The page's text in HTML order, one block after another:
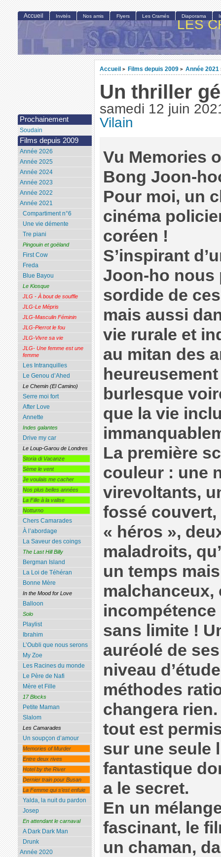
LES
Accueil > Films depuis 2009 > Année 2021
Un thriller
samedi 12 juin
Vilain
Vu Memories
Bong Joon-
Pour moi, un
cinéma
coréen !
S’inspirant
Joon-ho nous
sordide de
mais aussi
vie rurale et
au mitan des
burlesque
que la vie
La première
couleur : une
virevoltants,
fossé couvert,
« héros »,
maladroits,
un temps
malchanceux,
incompétence
sans limite !
auréolé de
niveau
méthodes
changera
tout est
sur une seule
fantastique
a le secret.
En un
fascinant, le
un chaman,
Accueil Invités Nos amis Flyers Les Cramés Diaporama
Prochainement
Soudain
Films depuis 2009
Année 2026
Année 2025
Année 2024
Année 2023
Année 2022
Année 2021
Compartiment n°6
Une vie démente
Tre piani
Pingouin et goëland
First Cow
Freda
Blue Bayou
Le Kiosque
JLG - À bout de souffle
JLG-Le Mépris
JLG-Masculin Féminin
JLG-Pierrot le fou
JLG-Vivre sa vie
JLG- Une femme est une
femme
Les Intranquilles
Le Genou d’Ahed
Le Chemin (El Camino)
Serre moi fort
After Love
Annette
Indes galantes
Drive my car
Le Loup-Garou de Londres
Storia di Vacanze
Sème le vent
Je voulais me cacher
Nos plus belles années
La Fille à la valise
Notturno
Chers Camarades
À l’abordage
La Saveur des coings
The Last Hill Billy
Bergman Island
La Loi de Téhéran
Bonne Mère
In the Mood for Love
Balloon
Solo
Playlist
Ibrahim
L’Oubli que nous serons
My Zoe
Les Racines du monde
Le Père de Nafi
Mère et Fille
17 Blocks
Petite Maman
Slalom
Les Camarades
Un soupçon d’amour
Memories of Murder
Entre deux rives
Hotel by the River
Dernier train pour Busan
La Femme qui s’est enfuie
Yalda, la nuit du pardon
Josep
En attendant le carnaval
A Dark Dark Man
Drunk
Année 2020